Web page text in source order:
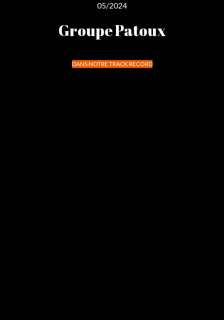
05/2024
Groupe Patoux
DANS NOTRE TRACK RECORD